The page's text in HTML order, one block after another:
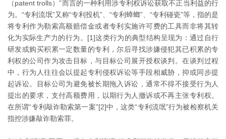
（patent trolls）”而言的一种利用涉专利权诉讼获取不正当利益的行
为。“专利流氓”又称“专利投机”、“专利蟑螂”、“专利碰瓷”等，指的是
将专利作为勒索高额赔偿金或者专利实施许可费的工具而非将其转
化为实际生产力的行为。[1]这类行为的典型结构呈现为：通过自行
研发或购买积累一定数量的专利，尔后寻找涉嫌侵犯其已积累的专
利权的公司作为攻击目标，与目标公司展开授权谈判。在谈判过程
中，行为人往往会以提起专利侵权诉讼等手段相威胁，抑或同步提
起诉讼。目标公司为避免被长期拖入诉讼，通常不得不接受行为人
提出的要求，支付高额费用，以期行为人撤诉或不再主张专利权。
在所谓“专利敲诈勒索第一案”[2]中，这类“专利流氓”行为被检察机关
指控涉嫌敲诈勒索罪。